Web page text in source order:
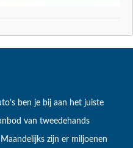
ben je bij aan het juiste
van tweedehands
zijn er miljoenen